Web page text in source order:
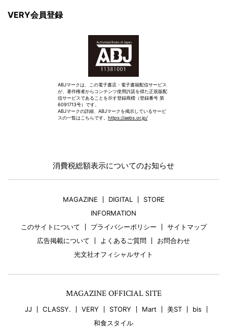
VERY会員登録
ABJマークは、この電子書店・電子書籍配信サービス
が、著作権者からコンテンツ使用許諾を得た正規版配
信サービスであることを示す登録商標（登録番号 第
6091713号）です。
ABJマークの詳細、ABJマークを掲示しているサービ
スの一覧はこちらです。 https://aebs.or.jp/
消費税総額表示についてのお知らせ
MAGAZINE DIGITAL
STORE
INFORMATION
このサイトについて
プライバシーポリシー
サイトマップ
広告掲載について
よくあるご質問
お問合わせ
光文社オフィシャルサイト
MAGAZINE OFFICIAL SITE
JJ CLASSY. VERY STORY Mart 美ST
bis
和食スタイル